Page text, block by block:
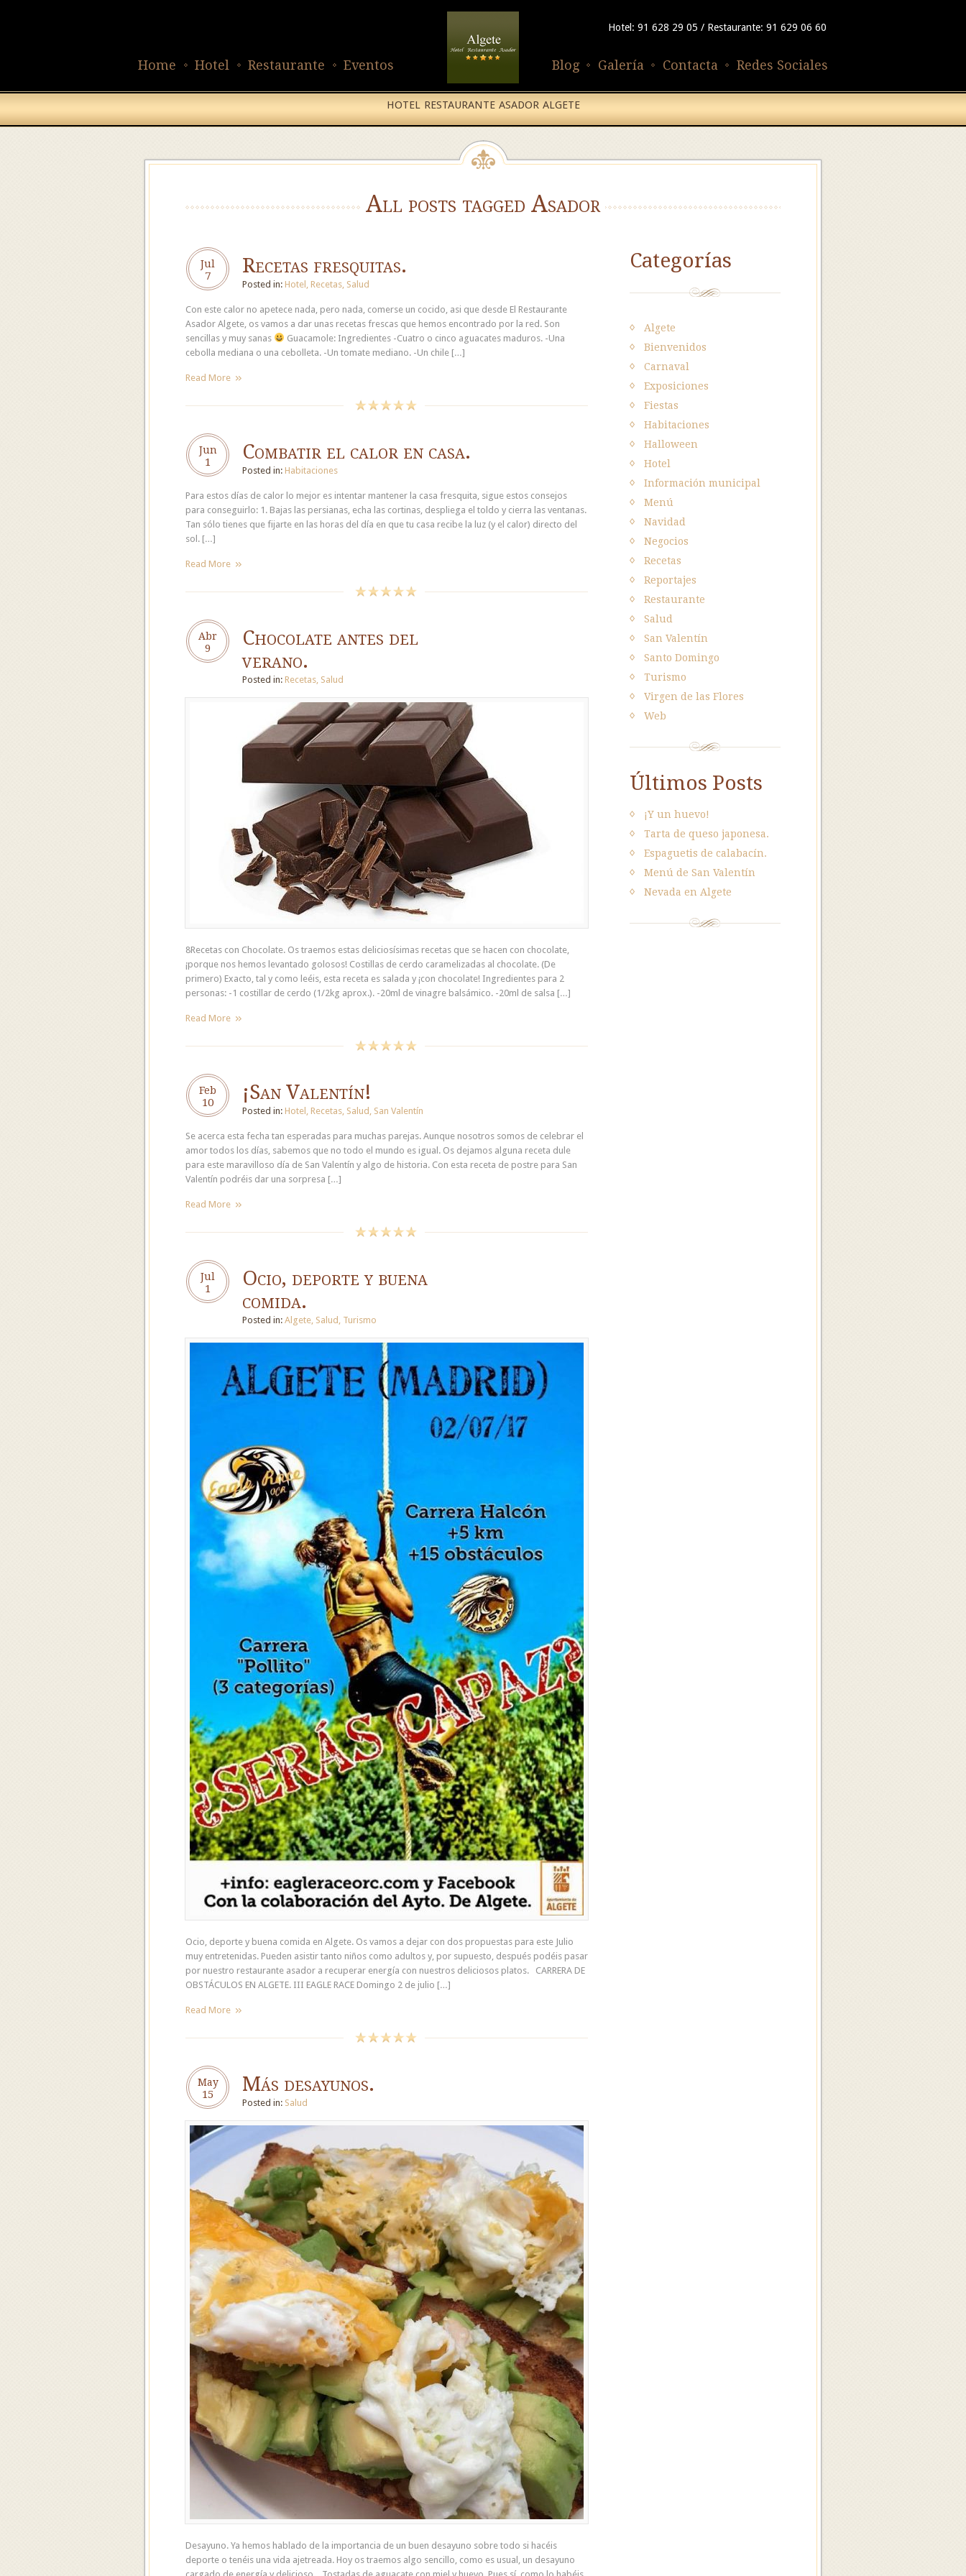
Hotel: 91 628 29 05 / Restaurante: 91 629 06 60
Home Hotel Restaurante Eventos Redes Sociales
Contacta
Galería
Blog
HOTEL RESTAURANTE ASADOR ALGETE
All posts tagged Asador
Jul
7 Recetas fresquitas.
Posted in: Hotel , Recetas, Salud
Con este calor no apetece nada, pero nada, comerse un cocido, asi que desde El Restaurante
Asador Algete, os vamos a dar unas recetas frescas que hemos encontrado por la red. Son
sencillas y muy sanas
Guacamole: Ingredientes -Cuatro o cinco aguacates maduros. -Una
cebolla mediana o una cebolleta. -Un tomate mediano. -Un chile […]
Read More
Jun
1 Combatir el calor en casa.
Posted in: Habitaciones
Para estos días de calor lo mejor es intentar mantener la casa fresquita, sigue estos consejos
para conseguirlo: 1. Bajas las persianas, echa las cortinas, despliega el toldo y cierra las ventanas.
Tan sólo tienes que fijarte en las horas del día en que tu casa recibe la luz (y el calor) directo del
sol. […]
Read More
Abr
9
Chocolate antes del
verano.
Posted in: Recetas, Salud
8Recetas con Chocolate. Os traemos estas deliciosísimas recetas que se hacen con chocolate,
¡porque nos hemos levantado golosos! Costillas de cerdo caramelizadas al chocolate. (De
primero) Exacto, tal y como leéis, esta receta es salada y ¡con chocolate! Ingredientes para 2
personas: -1 costillar de cerdo (1/2kg aprox.). -20ml de vinagre balsámico. -20ml de salsa […]
Read More
Feb
10 ¡San Valentín!
Posted in: Hotel , Recetas, Salud , San Valentín
Se acerca esta fecha tan esperadas para muchas parejas. Aunque nosotros somos de celebrar el
amor todos los días, sabemos que no todo el mundo es igual. Os dejamos alguna receta dule
para este maravilloso día de San Valentín y algo de historia. Con esta receta de postre para San
Valentín podréis dar una sorpresa […]
Read More
Jul
1
Ocio, deporte y buena
comida.
Posted in: Algete, Salud , Turismo
Ocio, deporte y buena comida en Algete. Os vamos a dejar con dos propuestas para este Julio
muy entretenidas. Pueden asistir tanto niños como adultos y, por supuesto, después podéis pasar
por nuestro restaurante asador a recuperar energía con nuestros deliciosos platos. CARRERA DE
OBSTÁCULOS EN ALGETE. III EAGLE RACE Domingo 2 de julio […]
Read More
May
15 Más desayunos.
Posted in: Salud
Desayuno. Ya hemos hablado de la importancia de un buen desayuno sobre todo si hacéis
deporte o tenéis una vida ajetreada. Hoy os traemos algo sencillo, como es usual, un desayuno
Categorías
Algete
Bienvenidos
Carnaval
Exposiciones
Fiestas
Habitaciones
Halloween
Hotel
Información municipal
Menú
Navidad
Negocios
Recetas
Reportajes
Restaurante
Salud
San Valentín
Santo Domingo
Turismo
Virgen de las Flores
Web
Últimos Posts
¡Y un huevo!
Tarta de queso japonesa.
Espaguetis de calabacín.
Menú de San Valentín
Nevada en Algete